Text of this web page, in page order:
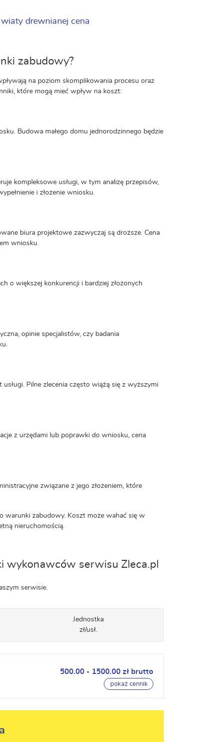
drewnianej cena
zabudowy?
na poziom skomplikowania procesu oraz
które mogą mieć wpływ na koszt:
Budowa małego domu jednorodzinnego będzie
kompleksowe usługi, w tym analizę przepisów,
i złożenie wniosku.
biura projektowe zazwyczaj są droższe. Cena
wniosku.
o większej konkurencji i bardziej złożonych
opinie specjalistów, czy badania
Pilne zlecenia często wiążą się z wyższymi
z urzędami lub poprawki do wniosku, cena
związane z jego złożeniem, które
warunki zabudowy. Koszt może wahać się w
nieruchomością.
wykonawców serwisu Zleca.pl
serwisie.
Jednostka
zł/usł.
500.00 - 1500.00 zł brutto
pokaż cennik